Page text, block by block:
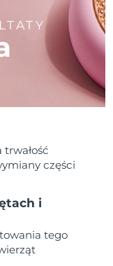
części
i
tego